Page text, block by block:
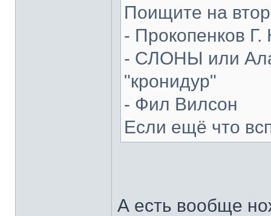
Поищите на
- Прокопенков Г.
- СЛОНЫ или
"кронидур"
- Фил Вилсон
Если ещё что
А есть вообще